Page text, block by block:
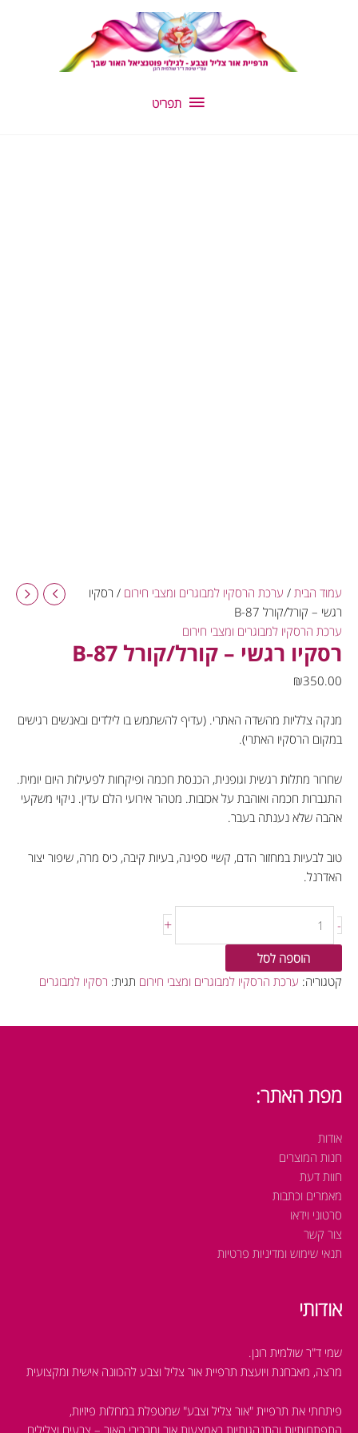
תפריט
תפריט
עמוד הבית / ערכת הרסקיו למבוגרים ומצבי חירום / רסקיו
רגשי – קורל/קורל B-87
ערכת הרסקיו למבוגרים ומצבי חירום
רסקיו רגשי – קורל/קורל B-87
₪350.00
מנקה צלליות מהשדה האתרי. (עדיף להשתמש בו לילדים ובאנשים רגישים
במקום הרסקיו האתרי).
שחרור מתלות רגשית וגופנית, הכנסת חכמה ופיקחות לפעילות היום יומית.
התגברות חכמה ואוהבת על אכזבות. מטהר אירועי הלם עדין. ניקוי משקעי
אהבה שלא נענתה בעבר.
טוב לבעיות במחזור הדם, קשיי ספיגה, בעיות קיבה, כיס מרה, שיפור יצור
האדרנל.
-
+
הוספה לסל
קטגוריה: ערכת הרסקיו למבוגרים ומצבי חירום תגית: רסקיו למבוגרים
מפת האתר:
אודות
חנות המוצרים
חוות דעת
מאמרים וכתבות
סרטוני וידאו
צור קשר
תנאי שימוש ומדיניות פרטיות
אודותי
שמי ד"ר שולמית רונן.
מרצה, מאבחנת ויועצת תרפיית אור צליל וצבע להכוונה אישית ומקצועית
פיתחתי את תרפיית "אור צליל וצבע" שמטפלת במחלות פיזיות,